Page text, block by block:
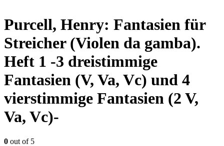
Purcell, Henry: Fantasien für
Streicher (Violen da gamba).
Heft 1 -3 dreistimmige
Fantasien (V, Va, Vc) und 4
vierstimmige Fantasien (2 V,
Va, Vc)-
0 out of 5